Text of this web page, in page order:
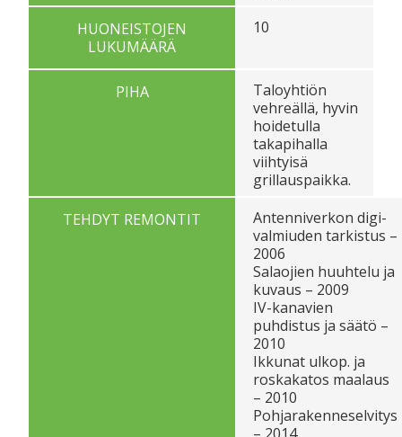
HUONEISTOJEN
LUKUMÄÄRÄ
10
PIHA
Taloyhtiön
vehreällä, hyvin
hoidetulla
takapihalla
viihtyisä
grillauspaikka.
TEHDYT REMONTIT
Antenniverkon digi-
valmiuden tarkistus –
2006
Salaojien huuhtelu ja
kuvaus – 2009
IV-kanavien
puhdistus ja säätö –
2010
Ikkunat ulkop. ja
roskakatos maalaus
– 2010
Pohjarakenneselvitys
– 2014